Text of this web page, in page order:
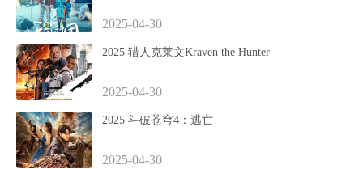
2025-04-30
2025 猎人克莱文Kraven the Hunter
2025-04-30
2025 斗破苍穹4：逃亡
2025-04-30